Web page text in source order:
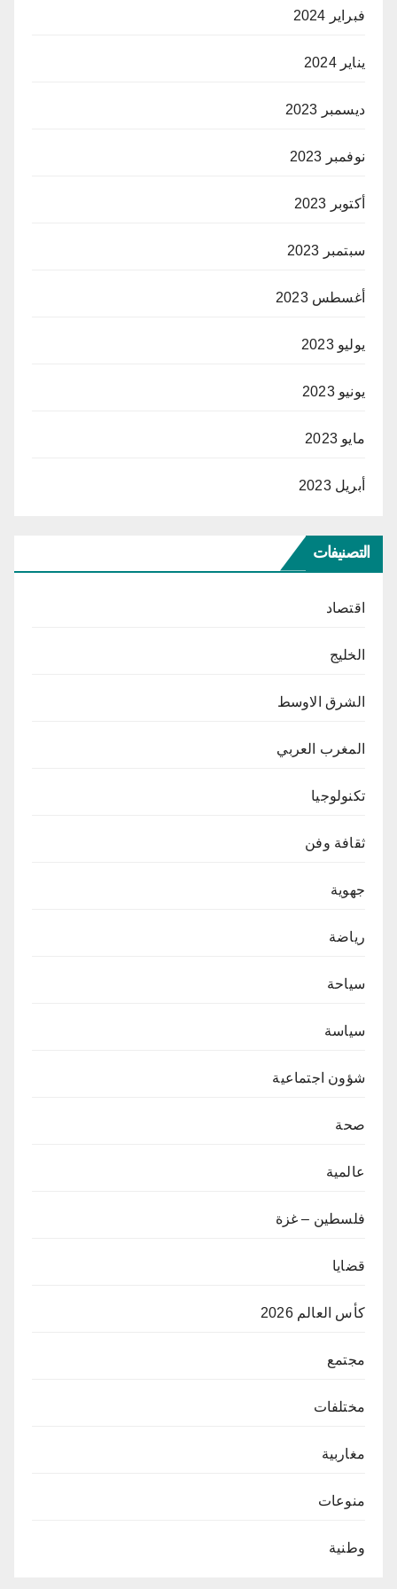
فبراير 2024
يناير 2024
ديسمبر 2023
نوفمبر 2023
أكتوبر 2023
سبتمبر 2023
أغسطس 2023
يوليو 2023
يونيو 2023
مايو 2023
أبريل 2023
التصنيفات
اقتصاد
الخليج
الشرق الاوسط
المغرب العربي
تكنولوجيا
ثقافة وفن
جهوية
رياضة
سياحة
سياسة
شؤون اجتماعية
صحة
عالمية
فلسطين – غزة
قضايا
كأس العالم 2026
مجتمع
مختلفات
مغاربية
منوعات
وطنية